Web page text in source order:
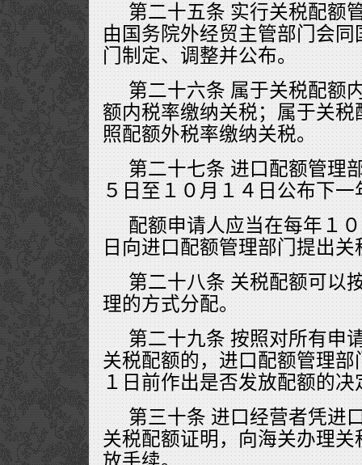
第二十五条 实行关税配额
由国务院外经贸主管部门会
门制定、调整并公布。
第二十六条 属于关税配额
额内税率缴纳关税；属于关
照配额外税率缴纳关税。
第二十七条 进口配额管理
５日至１０月１４日公布下
配额申请人应当在每年１
日向进口配额管理部门提出
第二十八条 关税配额可以
理的方式分配。
第二十九条 按照对所有申
关税配额的，进口配额管理
１日前作出是否发放配额的决
第三十条 进口经营者凭进
关税配额证明，向海关办理